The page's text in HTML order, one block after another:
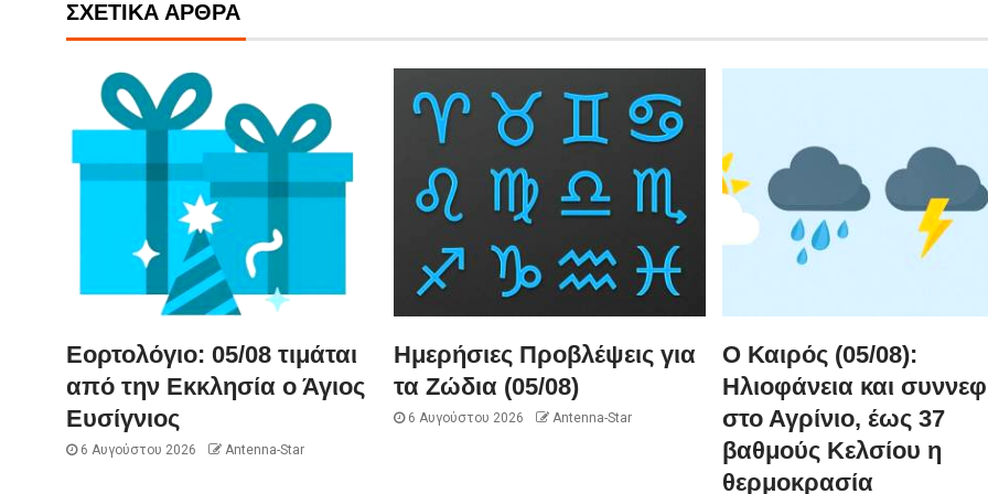
ΣΧΕΤΙΚΆ ΆΡΘΡΑ
Εορτολόγιο: 05/08 τιμάται
από την Εκκλησία ο Άγιος
Ευσίγνιος
6 Αυγούστου 2026 Antenna-Star
Ημερήσιες Προβλέψεις για
τα Ζώδια (05/08)
6 Αυγούστου 2026 Antenna-Star
Ο Καιρός (05/08):
Ηλιοφάνεια και
στο Αγρίνιο, έως 37
βαθμούς Κελσίου η
θερμοκρασία